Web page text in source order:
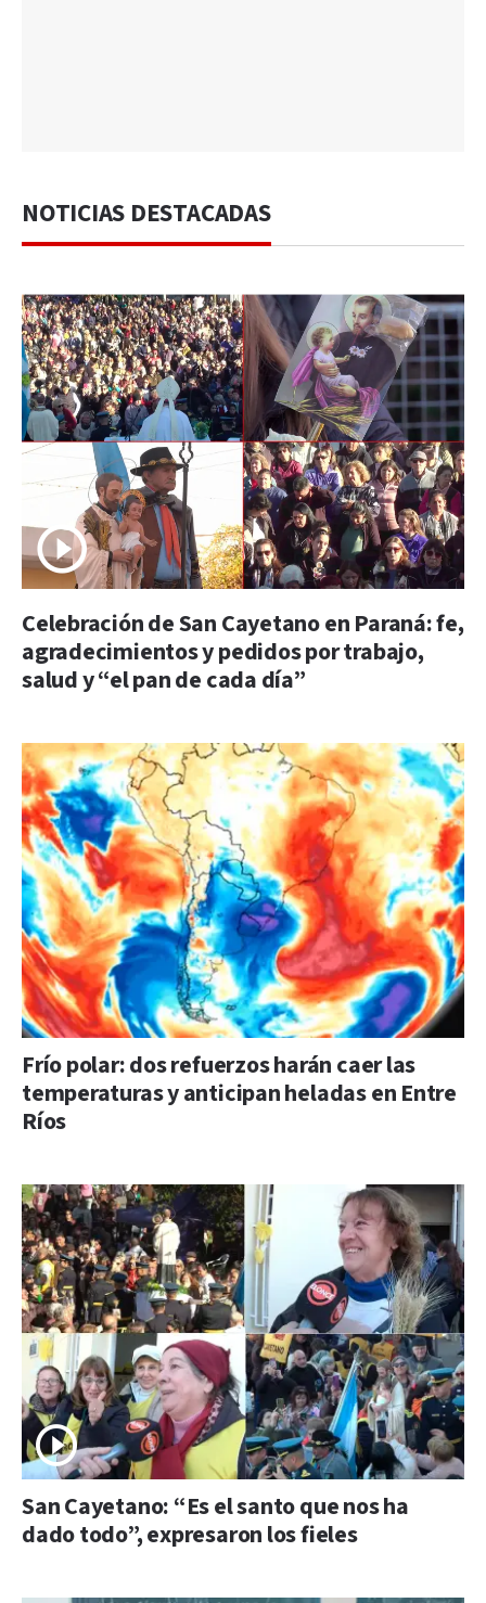
NOTICIAS DESTACADAS
Celebración de San Cayetano en Paraná: fe,
agradecimientos y pedidos por trabajo,
salud y “el pan de cada día”
Frío polar: dos refuerzos harán caer las
temperaturas y anticipan heladas en Entre
Ríos
San Cayetano: “Es el santo que nos ha
dado todo”, expresaron los fieles